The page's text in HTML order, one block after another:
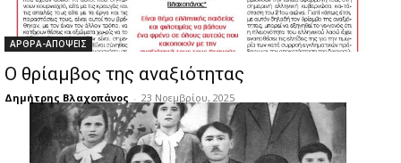
ΑΡΘΡΑ-ΑΠΟΨΕΙΣ
Ο θρίαμβος της αναξιότητας
Δημήτρης Βλαχοπάνος - 23 Νοεμβρίου, 2025